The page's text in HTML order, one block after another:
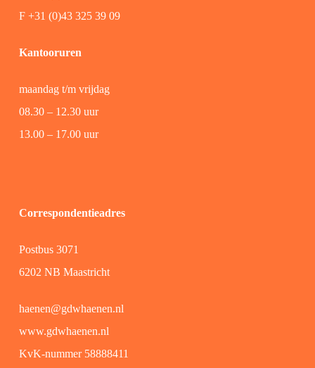
F +31 (0)43 325 39 09
Kantooruren
maandag t/m vrijdag
08.30 – 12.30 uur
13.00 – 17.00 uur
Correspondentieadres
Postbus 3071
6202 NB Maastricht
haenen@gdwhaenen.nl
www.gdwhaenen.nl
KvK-nummer 58888411